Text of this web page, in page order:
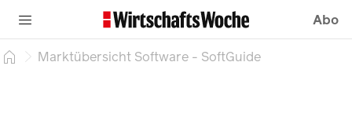
Abo
Marktübersicht Software - SoftGuide